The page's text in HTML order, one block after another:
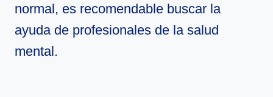
normal, es recomendable buscar la
ayuda de profesionales de la salud
mental.